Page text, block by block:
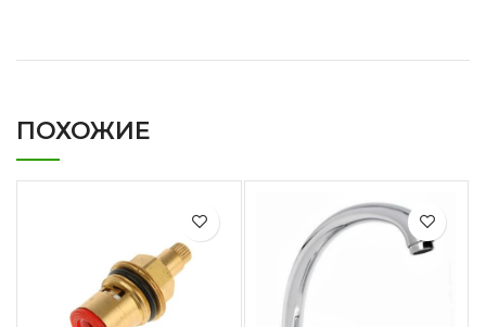
ПОХОЖИЕ